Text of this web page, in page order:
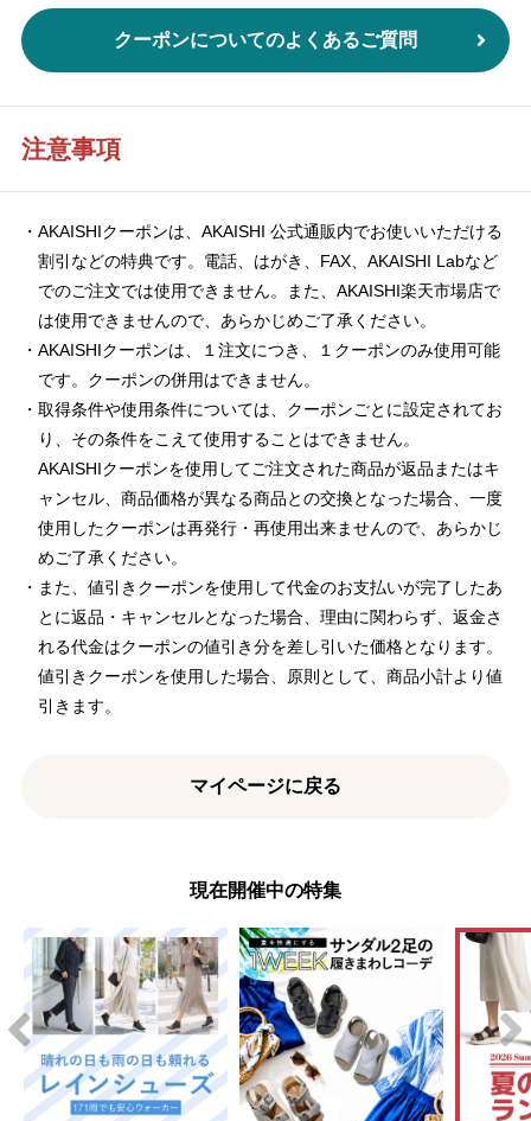
クーポンについてのよくあるご質問
注意事項
AKAISHIクーポンは、AKAISHI 公式通販内でお使いいただける
割引などの特典です。電話、はがき、FAX、AKAISHI Labなど
でのご注文では使用できません。また、AKAISHI楽天市場店で
は使用できませんので、あらかじめご了承ください。
AKAISHIクーポンは、１注文につき、１クーポンのみ使用可能
です。クーポンの併用はできません。
取得条件や使用条件については、クーポンごとに設定されてお
り、その条件をこえて使用することはできません。
AKAISHIクーポンを使用してご注文された商品が返品またはキ
ャンセル、商品価格が異なる商品との交換となった場合、一度
使用したクーポンは再発行・再使用出来ませんので、あらかじ
めご了承ください。
また、値引きクーポンを使用して代金のお支払いが完了したあ
とに返品・キャンセルとなった場合、理由に関わらず、返金さ
れる代金はクーポンの値引き分を差し引いた価格となります。
値引きクーポンを使用した場合、原則として、商品小計より値
引きます。
マイページに戻る
現在開催中の特集